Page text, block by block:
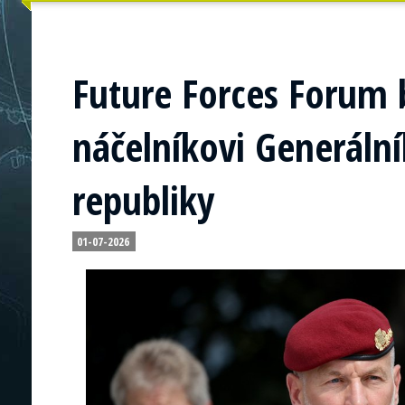
Future Forces
náčelníkovi
republiky
01-07-2026